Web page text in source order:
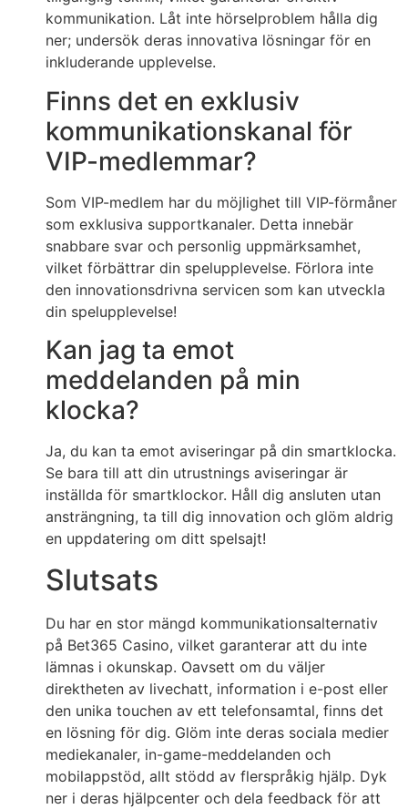
kommunikation. Låt inte hörselproblem hålla dig
ner; undersök deras innovativa lösningar för en
inkluderande upplevelse.
Finns det en exklusiv
kommunikationskanal för
VIP-medlemmar?
Som VIP-medlem har du möjlighet till VIP-förmåner
som exklusiva supportkanaler. Detta innebär
snabbare svar och personlig uppmärksamhet,
vilket förbättrar din spelupplevelse. Förlora inte
den innovationsdrivna servicen som kan utveckla
din spelupplevelse!
Kan jag ta emot
meddelanden på min
klocka?
Ja, du kan ta emot aviseringar på din smartklocka.
Se bara till att din utrustnings aviseringar är
inställda för smartklockor. Håll dig ansluten utan
ansträngning, ta till dig innovation och glöm aldrig
en uppdatering om ditt spelsajt!
Slutsats
Du har en stor mängd kommunikationsalternativ
på Bet365 Casino, vilket garanterar att du inte
lämnas i okunskap. Oavsett om du väljer
direktheten av livechatt, information i e-post eller
den unika touchen av ett telefonsamtal, finns det
en lösning för dig. Glöm inte deras sociala medier
mediekanaler, in-game-meddelanden och
mobilappstöd, allt stödd av flerspråkig hjälp. Dyk
ner i deras hjälpcenter och dela feedback för att